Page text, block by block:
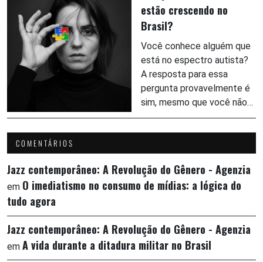
estão crescendo no
Brasil?
Você conhece alguém que
está no espectro autista?
A resposta para essa
pergunta provavelmente é
sim, mesmo que você não…
COMENTÁRIOS
Jazz contemporâneo: A Revolução do Gênero - Agenzia
em O imediatismo no consumo de mídias: a lógica do
tudo agora
Jazz contemporâneo: A Revolução do Gênero - Agenzia
em A vida durante a ditadura militar no Brasil